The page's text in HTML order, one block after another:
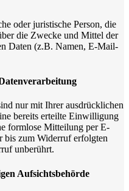
oder juristische Person, die
die Zwecke und Mittel der
Daten (z.B. Namen, E-Mail-
nur mit Ihrer ausdrücklichen
bereits erteilte Einwilligung
formlose Mitteilung per E-
bis zum Widerruf erfolgten
unberührt.
Aufsichtsbehörde